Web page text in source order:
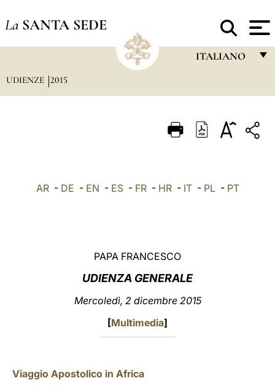
La SANTA SEDE
ITALIANO
ITALIANO
LATINE
UDIENZE 2015
AR- DE - EN - ES- FR- HR- IT- PL- PT
PAPA FRANCESCO
UDIENZA GENERALE
Mercoledì, 2 dicembre 2015
[Multimedia]
Viaggio Apostolico in Africa